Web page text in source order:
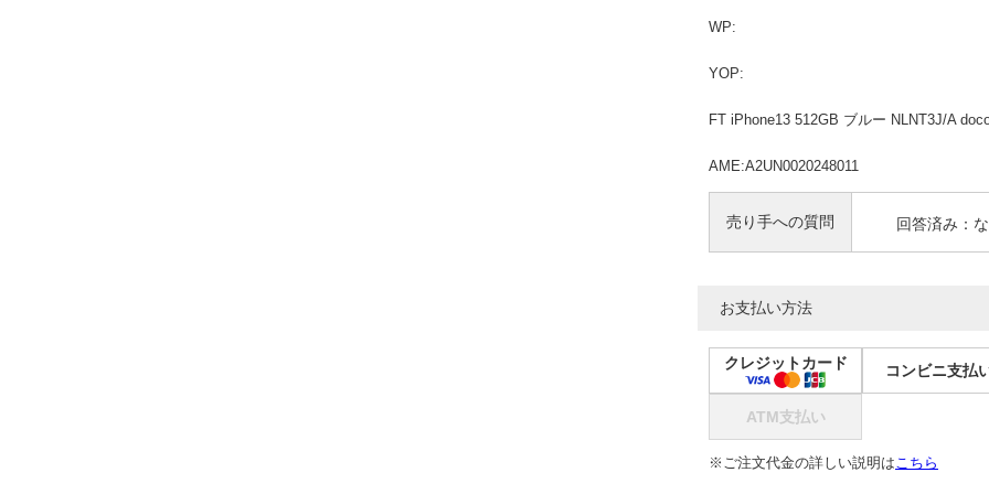
WP:
YOP:
FT iPhone13 512GB ブルー NLNT3J/A
AME:A2UN0020248011
売り手への質問 回答済み：
お支払い方法
クレジットカード コンビニ支払
ATM支払い
※ご注文代金の詳しい説明はこちら